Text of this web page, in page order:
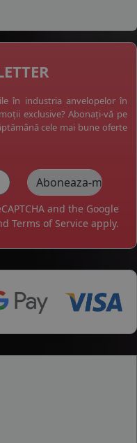
în industria anvelopelor în
exclusive? Abonați-vă pe
cele mai bune oferte
and the Google
Terms of Service apply.